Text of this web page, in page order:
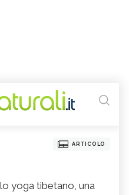
ARTICOLO
yoga tibetano, una